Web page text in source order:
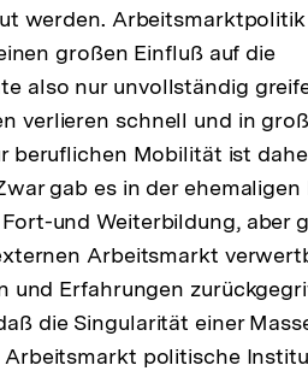
werden.
großen Einfluß auf die
also nur unvollständig
verlieren schnell und in
beruflichen Mobilität ist
gab es in der ehemaligen
und Weiterbildung, aber
Arbeitsmarkt
und Erfahrungen
die Singularität einer
politische